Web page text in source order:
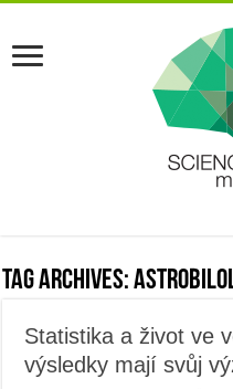
Tag Archives:
Statistika a život ve
výsledky mají svůj